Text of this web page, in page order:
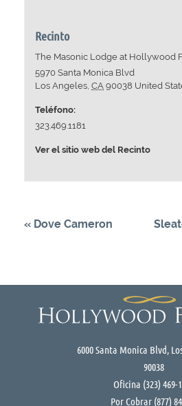
Recinto
The Masonic Lodge at Hollywood
5970 Santa Monica Blvd
Los Angeles, CA 90038 United
Teléfono:
323.469.1181
Ver el sitio web del Recinto
« Dove Cameron
6000 Santa Monica Blvd,
90038
Oficina (323) 469-
Por Cobrar (877)